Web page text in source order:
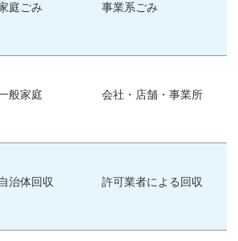
庭ごみ 事業系ごみ
般家庭 会社・店舗・事業所
自治体回収 許可業者による回収